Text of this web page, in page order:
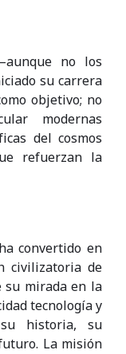
no los
su carrera
objetivo; no
modernas
del cosmos
refuerzan la
convertido en
civilizatoria de
su mirada en la
tecnología y
historia, su
La misión